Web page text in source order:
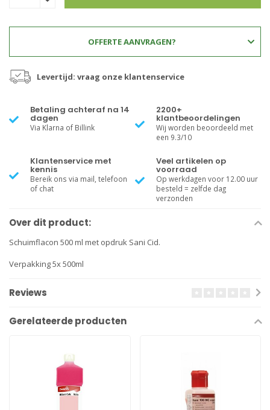
OFFERTE AANVRAGEN?
Levertijd: vraag onze klantenservice
Betaling achteraf na 14
dagen
Via Klarna of Billink
2200+
klantbeoordelingen
Wij worden beoordeeld met
een 9.3/10
Klantenservice met
kennis
Bereik ons via mail, telefoon
of chat
Veel artikelen op
voorraad
Op werkdagen voor 12.00 uur
besteld = zelfde dag
verzonden
Over dit product:
Schuimflacon 500 ml met opdruk Sani Cid.
Verpakking 5x 500ml
Reviews
Gerelateerde producten